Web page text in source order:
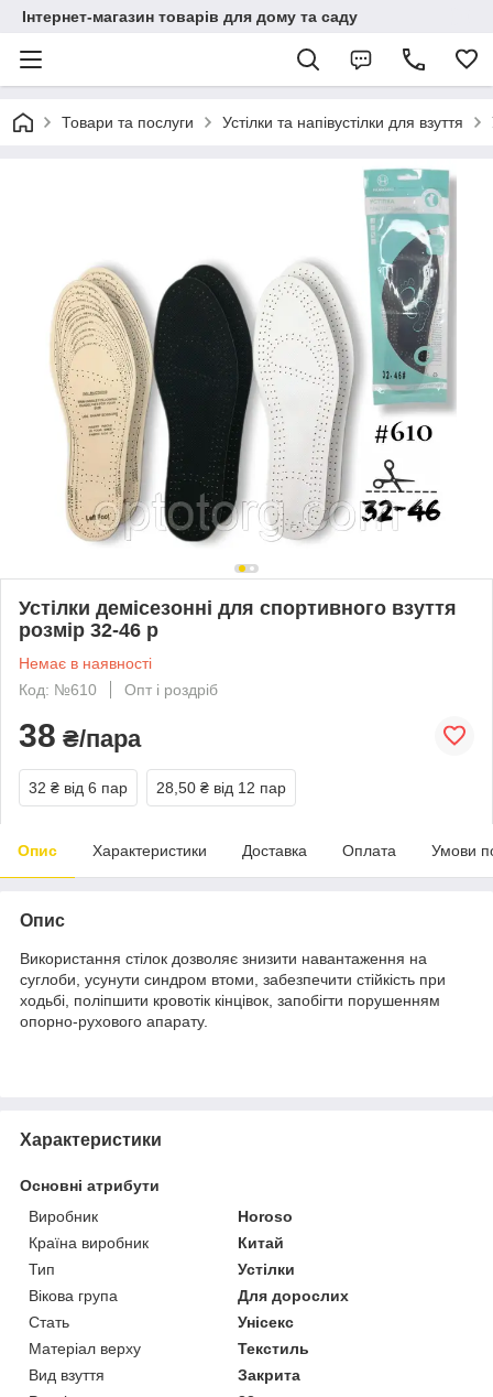
Інтернет-магазин товарів для дому та саду
Товари та послуги Устілки та напівустілки для взуття
Устілки демісезонні для спортивного взуття
розмір 32-46 р
Немає в наявності
Код: №610
Опт і роздріб
38 ₴/пара
32 ₴ від 6 пар 28,50 ₴ від 12 пар
Опис Характеристики Доставка Оплата Умови
Опис
Використання стілок дозволяє знизити навантаження на
суглоби, усунути синдром втоми, забезпечити стійкість при
ходьбі, поліпшити кровотік кінцівок, запобігти порушенням
опорно-рухового апарату.
Характеристики
Основні атрибути
Виробник
Horoso
Країна виробник
Китай
Тип
Устілки
Вікова група
Для дорослих
Стать
Унісекс
Матеріал верху
Текстиль
Вид взуття
Закрита